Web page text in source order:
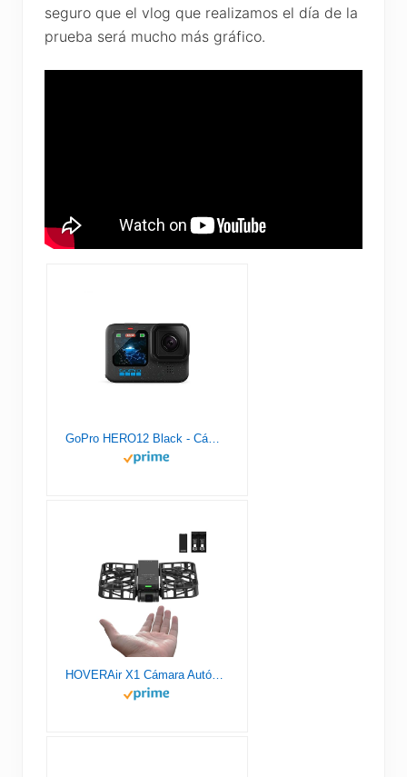
seguro que el vlog que realizamos el día de la
prueba será mucho más gráfico.
GoPro HERO12 Black - Cámara de acción a Prueba de Agua con Video 5.3K60 Ultra HD, Fotos de 27MP, HDR, Sensor de Imagen de 1/1.9", transmisión en Vivo, cámara Web, estabilización
HOVERAir X1 Cámara Autónoma Voladora, Dron de Bolsillo con Video HDR, Despegue de la Palma, Rutas de Vuelo Inteligentes, Modo Sígueme, Cámara de Acción con Control Manos Libres, Negro (Combo)